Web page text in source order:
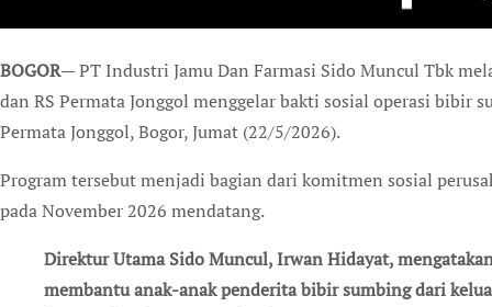
BOGOR— PT Industri Jamu Dan Farmasi Sido Muncul Tbk
dan RS Permata Jonggol menggelar bakti sosial operasi bibir
Permata Jonggol, Bogor, Jumat (22/5/2026).
Program tersebut menjadi bagian dari komitmen sosial
pada November 2026 mendatang.
Direktur Utama Sido Muncul, Irwan Hidayat, mengatakan kegiatan sosial itu dilakukan untuk
membantu anak-anak penderita bibir sumbing dari